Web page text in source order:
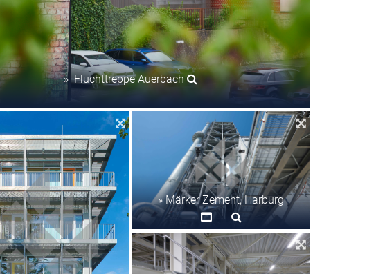
» Fluchttreppe Auerbach
» Märker Zement, Harburg